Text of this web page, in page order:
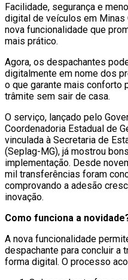
Facilidade, segurança e
digital de veículos em Minas
nova funcionalidade que
mais prático.
Agora, os despachantes
digitalmente em nome dos
o que garante mais conforto
trâmite sem sair de casa.
O serviço, lançado pelo
Coordenadoria Estadual de
vinculada à Secretaria de
(Seplag-MG), já mostrou
implementação. Desde
mil transferências foram
comprovando a adesão
inovação.
Como funciona a
A nova funcionalidade
despachante para concluir a
forma digital. O processo